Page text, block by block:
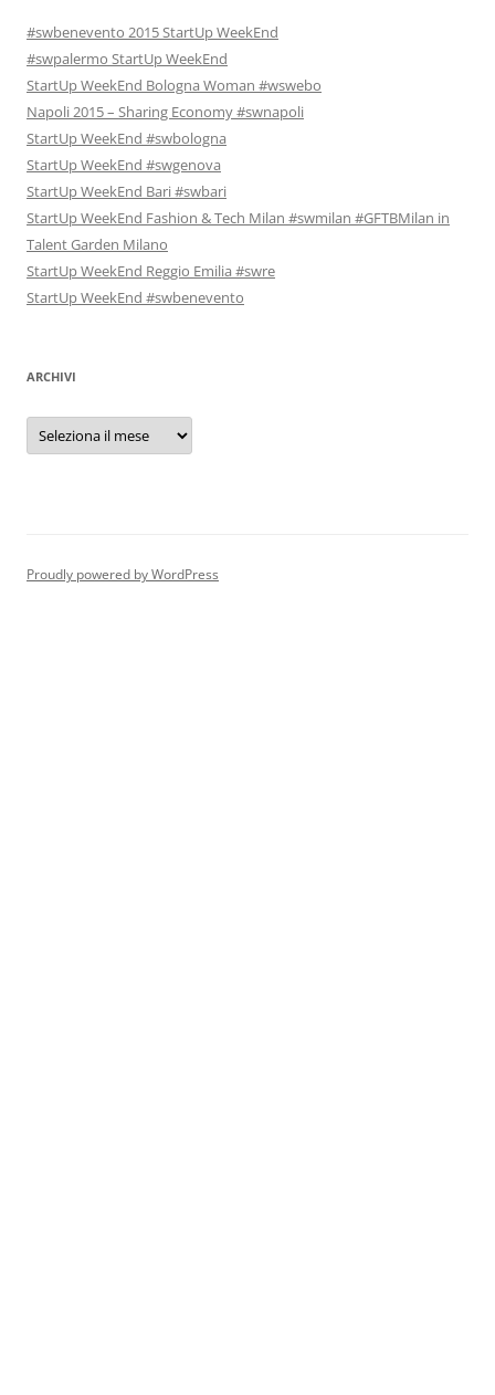
#swbenevento 2015 StartUp WeekEnd
#swpalermo StartUp WeekEnd
StartUp WeekEnd Bologna Woman #wswebo
Napoli 2015 – Sharing Economy #swnapoli
StartUp WeekEnd #swbologna
StartUp WeekEnd #swgenova
StartUp WeekEnd Bari #swbari
StartUp WeekEnd Fashion & Tech Milan #swmilan #GFTBMilan in
Talent Garden Milano
StartUp WeekEnd Reggio Emilia #swre
StartUp WeekEnd #swbenevento
ARCHIVI
Archivi
Proudly powered by WordPress